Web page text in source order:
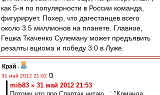
как 5-я по популярности в России команда,
фигурирует. Похер, что дагестанцев всего
около 3.5 миллионов на планете. Главное,
Гешка Ткаченко Сулеману может предъявить
резалты вциома и победу 3:0 в Луже.
Край -
31 май 2012 21:02
mib83 » 31 май 2012 21:53